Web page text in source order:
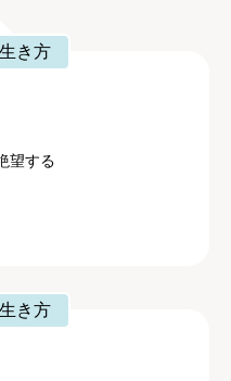
生き方
望する
生き方